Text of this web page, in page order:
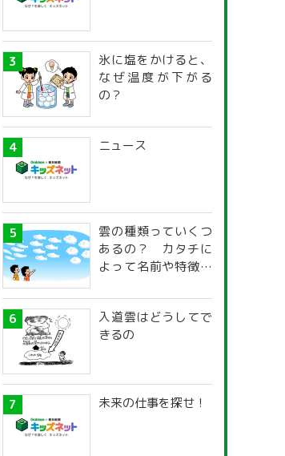
氷に塩をかけると、
なぜ温度が下がる
の？
ニュース
雲の種類っていくつ
あるの？ カタチに
よって名前や特徴が
入道雲はどうしてで
きるの
未来の仕事を探せ！